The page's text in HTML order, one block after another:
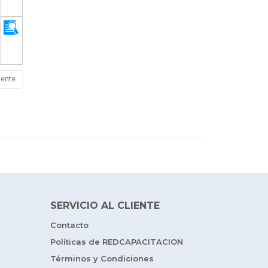
SERVICIO AL CLIENTE
Contacto
Políticas de REDCAPACITACION
Términos y Condiciones